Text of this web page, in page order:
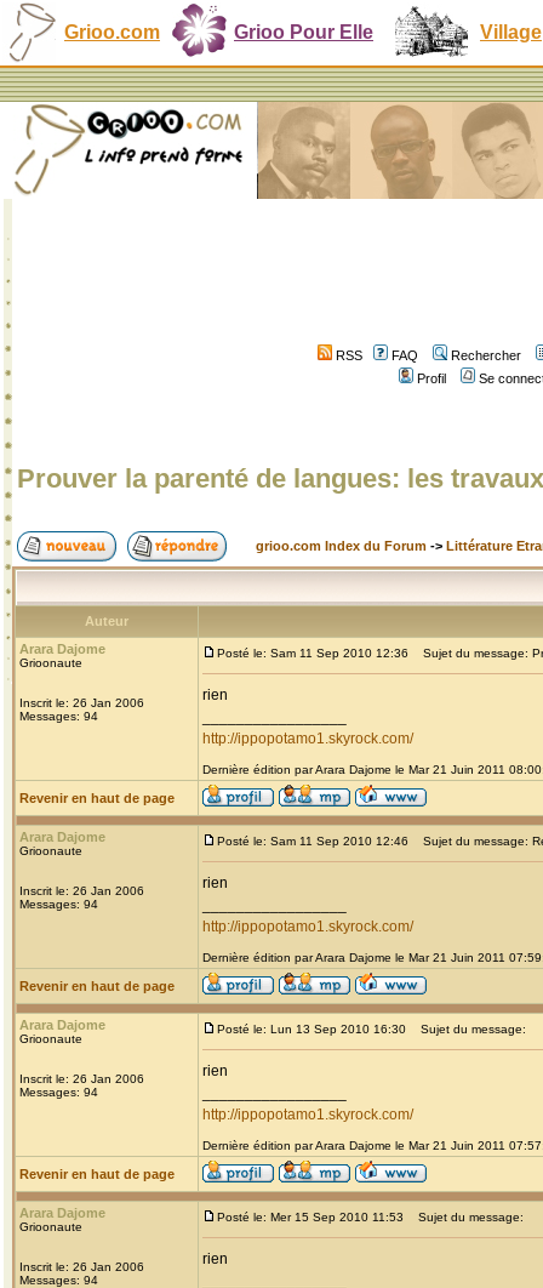
Grioo.com Grioo Pour Elle Village
RSS FAQ
Rechercher
Profil
Se
Prouver la parenté de langues: les
grioo.com Index du Forum -> Littérature
Auteur
Arara Dajome
Grioonaute
Inscrit le: 26 Jan 2006
Messages: 94
Posté le: Sam 11 Sep 2010 12:36 Sujet du message:
rien
http://ippopotamo1.skyrock.com/
Dernière édition par Arara Dajome le Mar 21 Juin 2011
Revenir en haut de page
Arara Dajome
Grioonaute
Inscrit le: 26 Jan 2006
Messages: 94
Posté le: Sam 11 Sep 2010 12:46 Sujet du message:
rien
http://ippopotamo1.skyrock.com/
Dernière édition par Arara Dajome le Mar 21 Juin 2011
Revenir en haut de page
Arara Dajome
Grioonaute
Inscrit le: 26 Jan 2006
Messages: 94
Posté le: Lun 13 Sep 2010 16:30 Sujet du message:
rien
http://ippopotamo1.skyrock.com/
Dernière édition par Arara Dajome le Mar 21 Juin 2011
Revenir en haut de page
Arara Dajome
Grioonaute
Inscrit le: 26 Jan 2006
Messages: 94
Posté le: Mer 15 Sep 2010 11:53 Sujet du message:
rien